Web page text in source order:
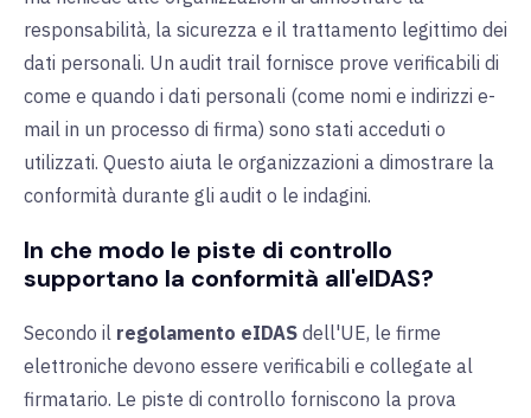
responsabilità, la sicurezza e il trattamento legittimo dei
dati personali. Un audit trail fornisce prove verificabili di
come e quando i dati personali (come nomi e indirizzi e-
mail in un processo di firma) sono stati acceduti o
utilizzati. Questo aiuta le organizzazioni a dimostrare la
conformità durante gli audit o le indagini.
In che modo le piste di controllo
supportano la conformità all'eIDAS?
Secondo il regolamento eIDAS dell'UE, le firme
elettroniche devono essere verificabili e collegate al
firmatario. Le piste di controllo forniscono la prova